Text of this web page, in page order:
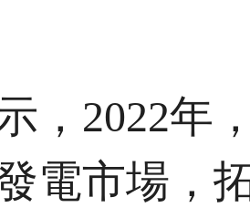
，2022年
電市場，